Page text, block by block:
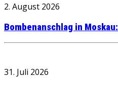
2. August 2026
Bombenanschlag in
31. Juli 2026